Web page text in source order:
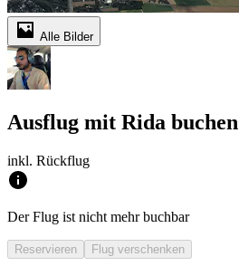
Alle Bilder
Ausflug mit Rida buchen
inkl. Rückflug
Der Flug ist nicht mehr buchbar
Reservieren Flug verschenken